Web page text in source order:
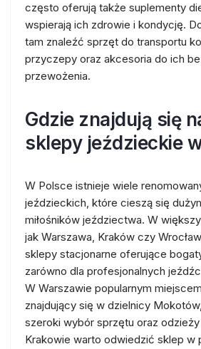
często oferują także suplementy
wspierają ich zdrowie i kondycję.
tam znaleźć sprzęt do transportu
przyczepy oraz akcesoria do ich
przewożenia.
Gdzie znajdują się
sklepy jeździeckie
W Polsce istnieje wiele
jeździeckich, które cieszą się
miłośników jeździectwa. W
jak Warszawa, Kraków czy
sklepy stacjonarne oferujące
zarówno dla profesjonalnych
W Warszawie popularnym
znajdujący się w dzielnicy
szeroki wybór sprzętu oraz
Krakowie warto odwiedzić sklep w